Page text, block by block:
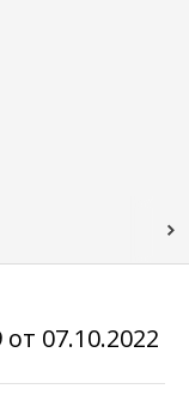
07.10.2022